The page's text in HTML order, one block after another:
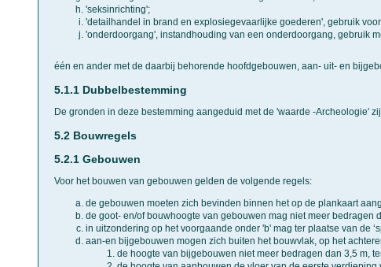
'seksinrichting';
'detailhandel in brand en explosiegevaarlijke goederen', gebruik
'onderdoorgang', instandhouding van een onderdoorgang, gebruik
één en ander met de daarbij behorende hoofdgebouwen, aan- uit- en
5.1.1 Dubbelbestemming
De gronden in deze bestemming aangeduid met de 'waarde -Archeologie'
5.2 Bouwregels
5.2.1 Gebouwen
Voor het bouwen van gebouwen gelden de volgende regels:
de gebouwen moeten zich bevinden binnen het op de plankaart
de goot- en/of bouwhoogte van gebouwen mag niet meer bedragen
in uitzondering op het voorgaande onder 'b' mag ter plaatse van de
aan-en bijgebouwen mogen zich buiten het bouwvlak, op het
de hoogte van bijgebouwen niet meer bedragen dan 3,5 m,